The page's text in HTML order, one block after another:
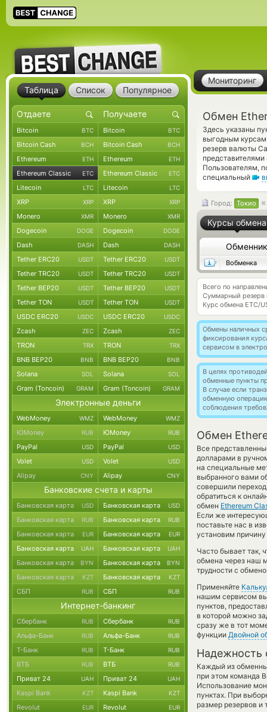
Мониторинг
Обмен
Здесь указаны
выгодным
резерв валюты
Пользователям,
специальный
Город: Токио
Курсы обмена
Обменник
Вобменка
Всего по
Суммарный резерв
Курс обмена ETC/
Обмены наличных
фиксирования
сервисом в
В целях
обменные пункты
В случае если
обменную
соблюдения
Обмен
Все
долларами в
на специальные
выбранного вами
совершили
обратиться к
обмен Ethereum
Если же
поставьте нас в
установим
Часто бывает так,
обмена через наш
трудности с
Применяйте
нашим сервисом
пунктов,
в которой можно
сразу же в тот
функции Двойной
Надежность
Каждый из
при этом команда
Использование
пунктах. При
размер резервов и
Таблица Список Популярное
Bitcoin BTC Bitcoin BTC
Bitcoin Cash BCH Bitcoin Cash BCH
Ethereum ETH Ethereum ETH
Ethereum Classic ETC Ethereum Classic ETC
Litecoin LTC Litecoin LTC
XRP XRP XRP XRP
Monero XMR Monero XMR
Dogecoin DOGE Dogecoin DOGE
Dash DASH Dash DASH
Tether ERC20 USDT Tether ERC20 USDT
Tether TRC20 USDT Tether TRC20 USDT
Tether BEP20 USDT Tether BEP20 USDT
Tether TON USDT Tether TON USDT
USDC ERC20 USDC USDC ERC20 USDC
Zcash ZEC Zcash ZEC
TRON TRX TRON TRX
BNB BEP20 BNB BNB BEP20 BNB
Solana SOL Solana SOL
Gram (Toncoin) GRAM Gram (Toncoin) GRAM
Электронные деньги
WebMoney WMZ WebMoney WMZ
ЮMoney RUB ЮMoney RUB
PayPal USD PayPal USD
Volet USD Volet USD
Alipay CNY Alipay CNY
Банковские счета и карты
Банковская карта USD Банковская карта USD
Банковская карта RUB Банковская карта RUB
Банковская карта EUR Банковская карта EUR
Банковская карта UAH Банковская карта UAH
Банковская карта BYN Банковская карта BYN
Банковская карта KZT Банковская карта KZT
СБП RUB СБП RUB
Интернет-банкинг
Сбербанк RUB Сбербанк RUB
Альфа-Банк RUB Альфа-Банк RUB
Т-Банк RUB Т-Банк RUB
ВТБ RUB ВТБ RUB
Приват 24 UAH Приват 24 UAH
Kaspi Bank KZT Kaspi Bank KZT
Revolut EUR Revolut EUR